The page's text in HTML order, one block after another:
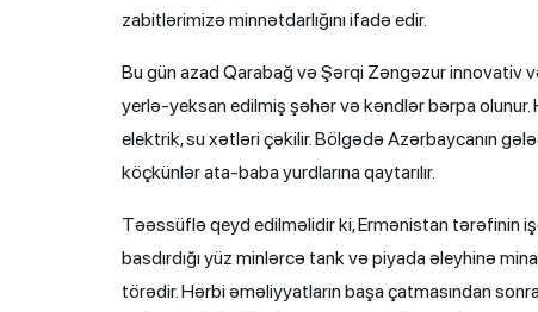
zabitlərimizə minnətdarlığını ifadə edir.
Bu gün azad Qarabağ və Şərqi Zəngəzur innovativ
yerlə-yeksan edilmiş şəhər və kəndlər bərpa olunur.
elektrik, su xətləri çəkilir. Bölgədə Azərbaycanın
köçkünlər ata-baba yurdlarına qaytarılır.
Təəssüflə qeyd edilməlidir ki, Ermənistan tərəfinin
basdırdığı yüz minlərcə tank və piyada əleyhinə
törədir. Hərbi əməliyyatların başa çatmasından